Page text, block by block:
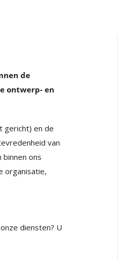
de
ontwerp- en
gericht) en de
van
ons
organisatie,
diensten? U